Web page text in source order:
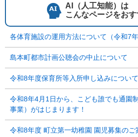
AI（人工知能）は
こんなページをお
各体育施設の運用方法について（令和7年
島本町都市計画公聴会の中止について
令和8年度保育所等入所申し込みについて
令和8年4月1日から、こども誰でも通園
事業）がはじまります！
令和8年度 町立第一幼稚園 園児募集のご